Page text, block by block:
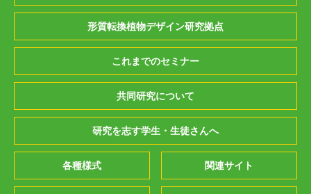
形質転換植物デザイン研究拠点
これまでのセミナー
共同研究について
研究を志す学生・生徒さんへ
各種様式 関連サイト